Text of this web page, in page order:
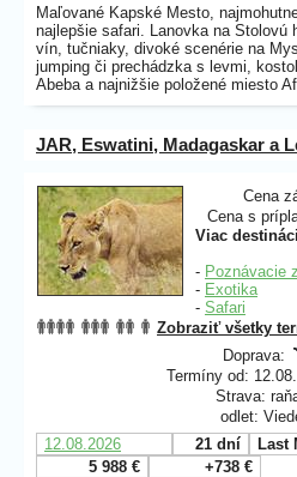
Maľované Kapské Mesto,
najlepšie safari. Lanovka na Stolovú
vín, tučniaky, divoké scenérie na
jumping či prechádzka s levmi,
Abeba a najnižšie položené miesto
JAR, Eswatini, Madagaskar a
Cena
Cena s
Viac
- Poznávacie
- Exotika
- Safari
Zobraziť všetky
Doprava:
Termíny od:
Strava:
odlet:
12.08.2026
21 dní
Last
5 988 €
+738 €